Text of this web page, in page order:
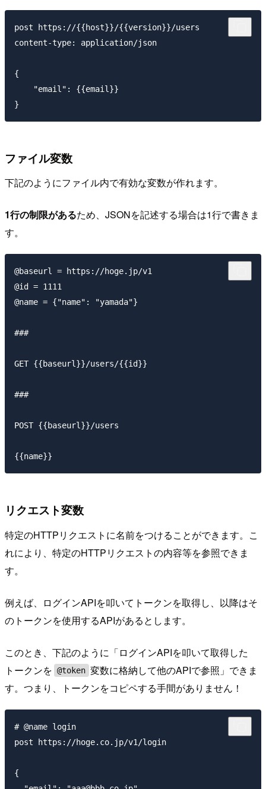
post https://{{host}}/{{version}}/users
content-type: application/json
{
    "email": {{email}}
ファイル変数
下記のようにファイル内で有効な変数が作れます。
1行の制限があるため、JSONを記述する場合は1行で書きま
す。
@baseurl = https://hoge.jp/v1
@id = 1111
@name = {"name": "yamada"}
###
GET {{baseurl}}/users/{{id}}
###
POST {{baseurl}}/users
リクエスト変数
特定のHTTPリクエストに名前をつけることができます。こ
れにより、特定のHTTPリクエストの内容等を参照できま
す。
例えば、ログインAPIを叩いてトークンを取得し、以降はそ
のトークンを使用するAPIがあるとします。
このとき、下記のように「ログインAPIを叩いて取得した
トークンを @token 変数に格納して他のAPIで参照」できま
す。つまり、トークンをコピペする手間がありません！
# @name login
post https://hoge.co.jp/v1/login
{